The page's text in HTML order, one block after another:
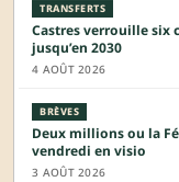
TRANSFERTS
Castres verrouille six
jusqu’en 2030
4 AOÛT 2026
BRÈVES
Deux millions ou la
vendredi en visio
3 AOÛT 2026